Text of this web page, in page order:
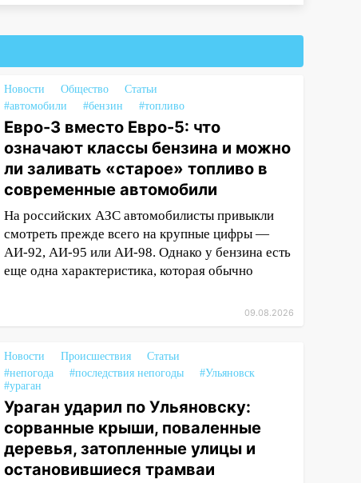
Новости Общество
Статьи
#автомобили
#бензин #топливо
Евро-3 вместо Евро-5: что
означают классы бензина и можно
ли заливать «старое» топливо в
современные автомобили
На российских АЗС автомобилисты привыкли
смотреть прежде всего на крупные цифры —
АИ-92, АИ-95 или АИ-98. Однако у бензина есть
еще одна характеристика, которая обычно
09.08.2026
Новости Происшествия
Статьи
#непогода
#последствия непогоды
#Ульяновск
#ураган
Ураган ударил по Ульяновску:
сорванные крыши, поваленные
деревья, затопленные улицы и
остановившиеся трамваи